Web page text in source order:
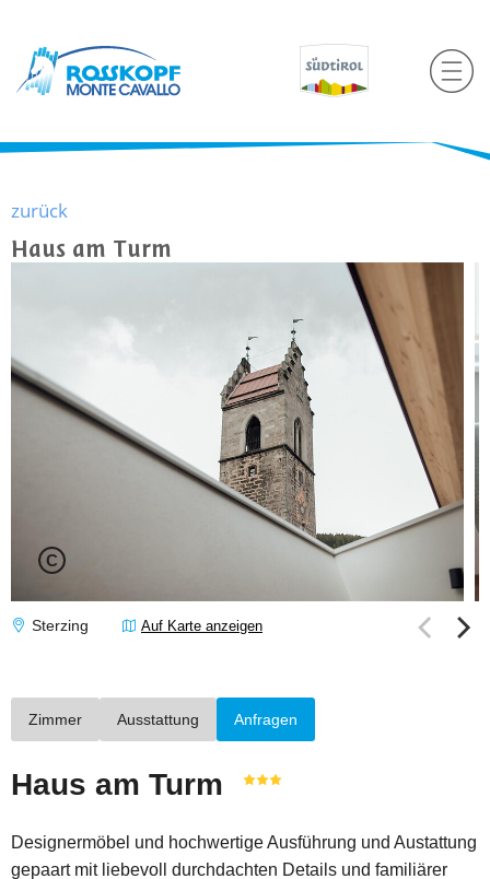
zurück
Haus am Turm